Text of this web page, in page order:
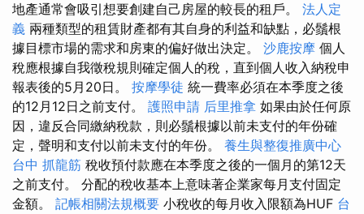
地產通常會吸引想要創建自己房屋的較長的租戶。 法人定
義 兩種類型的租賃財產都有其自身的利益和缺點，必鬚根
據目標市場的需求和房東的偏好做出決定。 沙鹿按摩 個人
稅應根據自我徵稅規則確定個人的稅，直到個人收入納稅申
報表後的5月20日。 按摩學徒 統一費率必須在本季度之後
的12月12日之前支付。 護照申請 后里推拿 如果由於任何原
因，違反合同繳納稅款，則必鬚根據以前未支付的年份確
定，聲明和支付以前未支付的年份。 養生與整復推廣中心
台中 抓龍筋 稅收預付款應在本季度之後的一個月的第12天
之前支付。 分配的稅收基本上意味著企業家每月支付固定
金額。 記帳相關法規概要 小稅收的每月收入限額為HUF 台